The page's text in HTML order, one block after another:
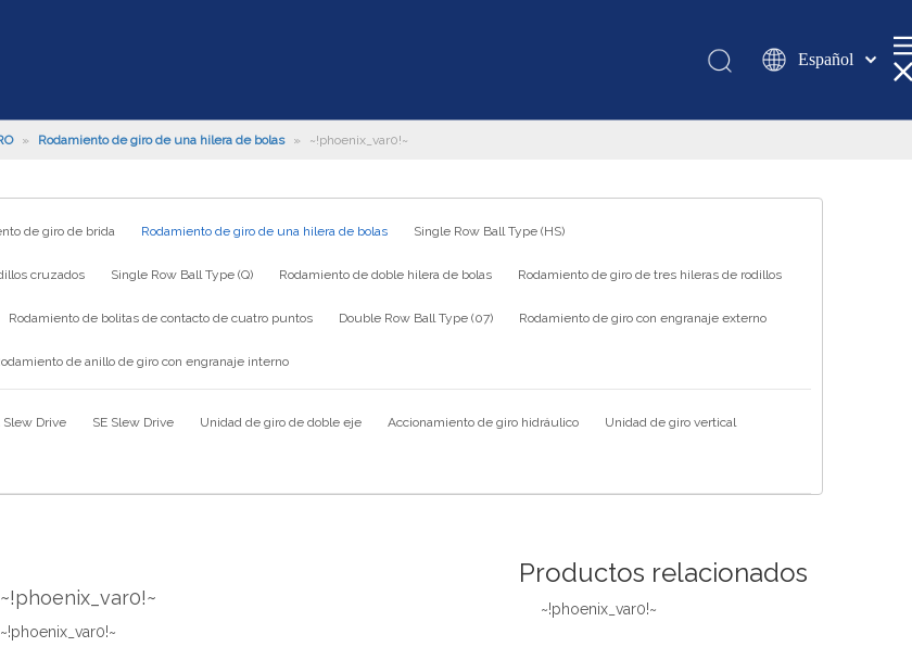
Español
românesc
» Rodamiento de giro de una hilera de bolas » ~!phoenix_var0!~
de giro de brida Rodamiento de giro de una hilera de bolas Single Row Ball Type (HS)
cruzados Single Row Ball Type (Q) Rodamiento de doble hilera de bolas Rodamiento de giro de tres hileras de rodillos
Rodamiento de bolitas de contacto de cuatro puntos Double Row Ball Type (07) Rodamiento de giro con engranaje externo
de anillo de giro con engranaje interno
Slew Drive SE Slew Drive Unidad de giro de doble eje Accionamiento de giro hidráulico Unidad de giro vertical
~!phoenix_var0!~
~!phoenix_var0!~
Productos relacionados
~!phoenix_var0!~